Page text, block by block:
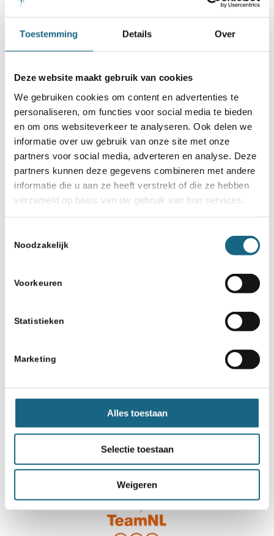
Toestemming Details Over
Deze website maakt gebruik van cookies
We gebruiken cookies om content en advertenties te
personaliseren, om functies voor social media te bieden
en om ons websiteverkeer te analyseren. Ook delen we
informatie over uw gebruik van onze site met onze
partners voor social media, adverteren en analyse. Deze
partners kunnen deze gegevens combineren met andere
informatie die u aan ze heeft verstrekt of die ze hebben
verzameld op basis van uw gebruik van hun services.
Noodzakelijk
Voorkeuren
Statistieken
Marketing
Alles toestaan
Selectie toestaan
Weigeren
Categorie
Beleid,Bestuur Blad Schaken.nl Bondsnieuws
Deel dit stuk
Schaakbond.nl wordt mede mogelijk